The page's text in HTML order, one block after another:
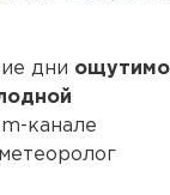
дни ощутимо
канале